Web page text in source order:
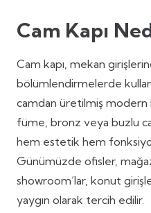
Cam Kapı
Cam kapı, mekan
bölümlendirmelerde
camdan üretilmiş modern
füme, bronz veya buzlu
hem estetik hem
Günümüzde ofisler,
showroom’lar, konut
yaygın olarak tercih edilir.